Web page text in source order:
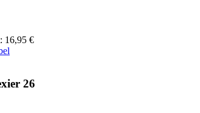
16,95 €
26